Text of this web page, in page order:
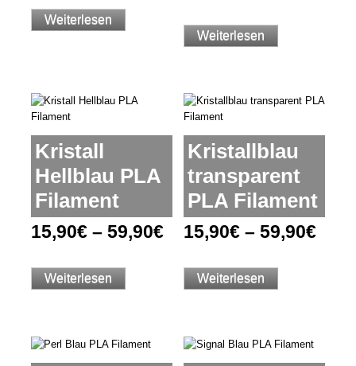
Weiterlesen
Weiterlesen
Kristall
Hellblau PLA
Filament
15,90€ – 59,90€
Weiterlesen
Kristallblau
transparent
PLA Filament
15,90€ –59,90€
Weiterlesen